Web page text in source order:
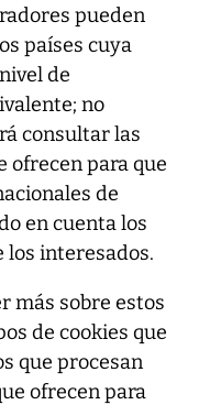
pueden
países cuya
de
no
consultar las
ofrecen para que
de
en cuenta los
los interesados.
más sobre estos
de cookies que
que procesan
ofrecen para